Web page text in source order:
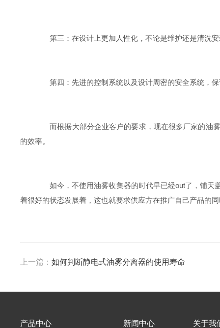
第三：在设计上更加人性化，不论是维护还是清洗安
第四：先进的控制系统以及设计周密的安全系统，保
而根据大部分企业客户的要求，现在很多厂家的油雾
的效率。
如今，不使用油雾收集器的时代早已经out了，铺天
着很好的状态发展着，这也就要求供应方在推广自己产品的
上一篇： 如何判断静电式油雾分离器的使用寿命
产品中心 新闻中心 关于我